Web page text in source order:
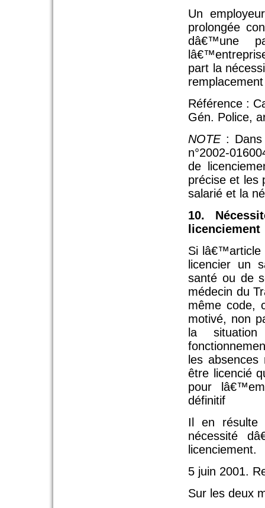
Un
prolongée
dâ€™une
part la
Référence :
Gén. Police,
NOTE: Dans
n°2002-
de
précise et les
salarié et la
10.
licenciement
Si lâ€™article
licencier un
santé ou de
médecin du
même code,
motivé, non
la
les
être licencié
pour
définitif
Il en résulte
nécessité
licenciement.
5 juin 2001.
Sur les deux